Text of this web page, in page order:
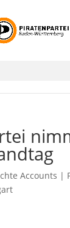
Accounts |